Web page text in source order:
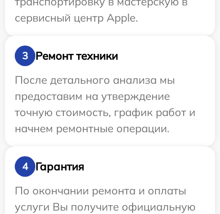
сервисный центр Apple.
3
Ремонт техники
После детального анализа мы
предоставим на утверждение
точную стоимость, график работ и
начнем ремонтные операции.
4
Гарантия
По окончании ремонта и оплаты
услуги Вы получите официальную